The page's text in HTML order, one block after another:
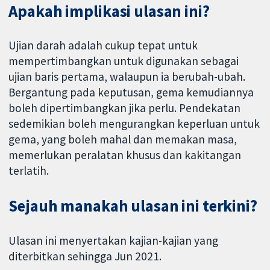
Apakah implikasi ulasan ini?
Ujian darah adalah cukup tepat untuk
mempertimbangkan untuk digunakan sebagai
ujian baris pertama, walaupun ia berubah-ubah.
Bergantung pada keputusan, gema kemudiannya
boleh dipertimbangkan jika perlu. Pendekatan
sedemikian boleh mengurangkan keperluan untuk
gema, yang boleh mahal dan memakan masa,
memerlukan peralatan khusus dan kakitangan
terlatih.
Sejauh manakah ulasan ini terkini?
Ulasan ini menyertakan kajian-kajian yang
diterbitkan sehingga Jun 2021.